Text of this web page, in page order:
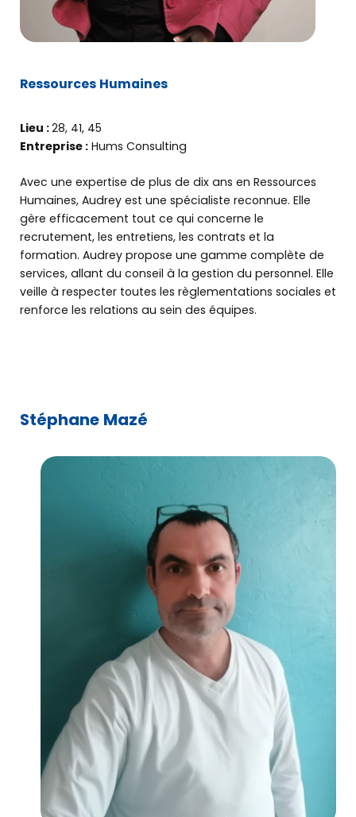
Ressources Humaines
Lieu :28, 41, 45
Entreprise : Hums Consulting
Avec une expertise de plus de dix ans en Ressources
Humaines, Audrey est une spécialiste reconnue. Elle
gère efficacement tout ce qui concerne le
recrutement, les entretiens, les contrats et la
formation. Audrey propose une gamme complète de
services, allant du conseil à la gestion du personnel. Elle
veille à respecter toutes les règlementations sociales et
renforce les relations au sein des équipes.
Stéphane Mazé